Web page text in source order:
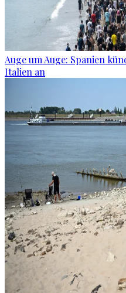
Auge um Auge: Spanien
Italien an